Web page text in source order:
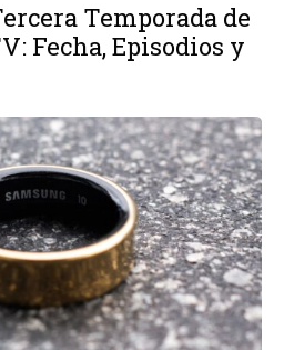
Temporada de
Fecha, Episodios y